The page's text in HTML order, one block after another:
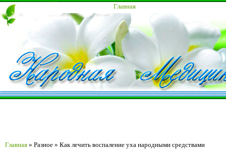
Главная
Главная » Разное » Как лечить воспаление уха народными средствами